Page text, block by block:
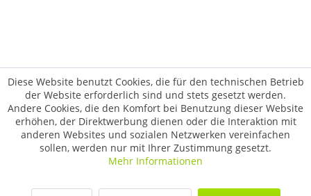
Diese Website benutzt Cookies, die für den technischen Betrieb
der Website erforderlich sind und stets gesetzt werden.
Andere Cookies, die den Komfort bei Benutzung dieser Website
erhöhen, der Direktwerbung dienen oder die Interaktion mit
anderen Websites und sozialen Netzwerken vereinfachen
sollen, werden nur mit Ihrer Zustimmung gesetzt.
Mehr Informationen